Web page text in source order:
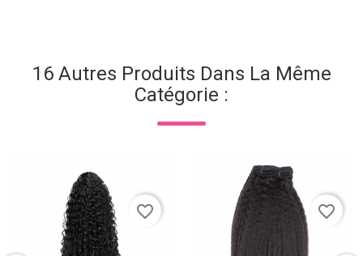
16 Autres Produits Dans La Même
Catégorie :
favorite_border favorite_border